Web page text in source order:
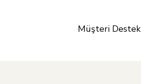
Müşteri Destek